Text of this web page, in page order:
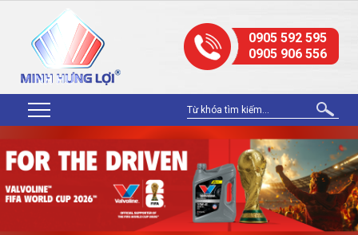
0905 592 595
0905 906 556